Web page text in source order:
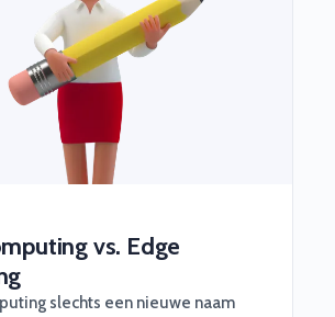
de highlights voor je op een rij
FOMO is real.
vs. Edge
slechts een nieuwe naam